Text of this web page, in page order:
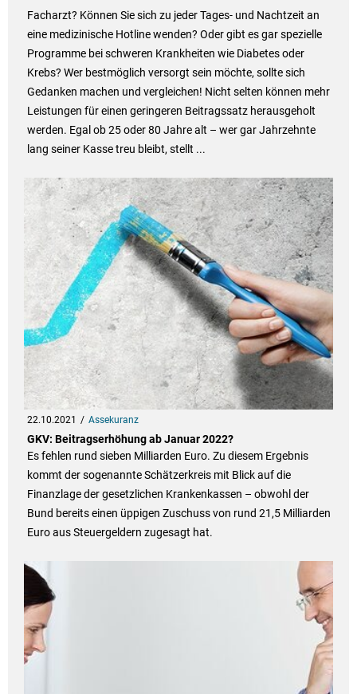
Facharzt? Können Sie sich zu jeder Tages- und Nachtzeit an
eine medizinische Hotline wenden? Oder gibt es gar spezielle
Programme bei schweren Krankheiten wie Diabetes oder
Krebs? Wer bestmöglich versorgt sein möchte, sollte sich
Gedanken machen und vergleichen! Nicht selten können mehr
Leistungen für einen geringeren Beitragssatz herausgeholt
werden. Egal ob 25 oder 80 Jahre alt – wer gar Jahrzehnte
lang seiner Kasse treu bleibt, stellt ...
22.10.2021 Assekuranz
GKV: Beitragserhöhung ab Januar 2022?
Es fehlen rund sieben Milliarden Euro. Zu diesem Ergebnis
kommt der sogenannte Schätzerkreis mit Blick auf die
Finanzlage der gesetzlichen Krankenkassen – obwohl der
Bund bereits einen üppigen Zuschuss von rund 21,5 Milliarden
Euro aus Steuergeldern zugesagt hat.